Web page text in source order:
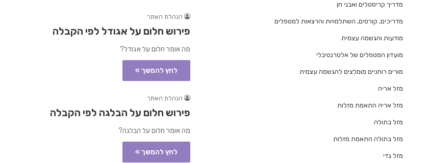
הנהלת האתר
פירוש חלום על אגודל לפי הקבלה
מה אומר חלום על אגודל?
לחץ להמשך »
הנהלת האתר
פירוש חלום על הבלגה לפי הקבלה
מה אומר חלום על הבלגה?
לחץ להמשך »
מדריך קריסטלים ואבני חן
מדריכים, קורסים, השתלמויות והרצאות למטפלים
מודעות והגשמה עצמית
מועדון המטפלים של אלטרנטיבלי
מורים רוחניים מומלצים להגשמה עצמית
מזל אריה
מזל אריה התאמת מזלות
מזל בתולה
מזל בתולה התאמת מזלות
מזל גדי